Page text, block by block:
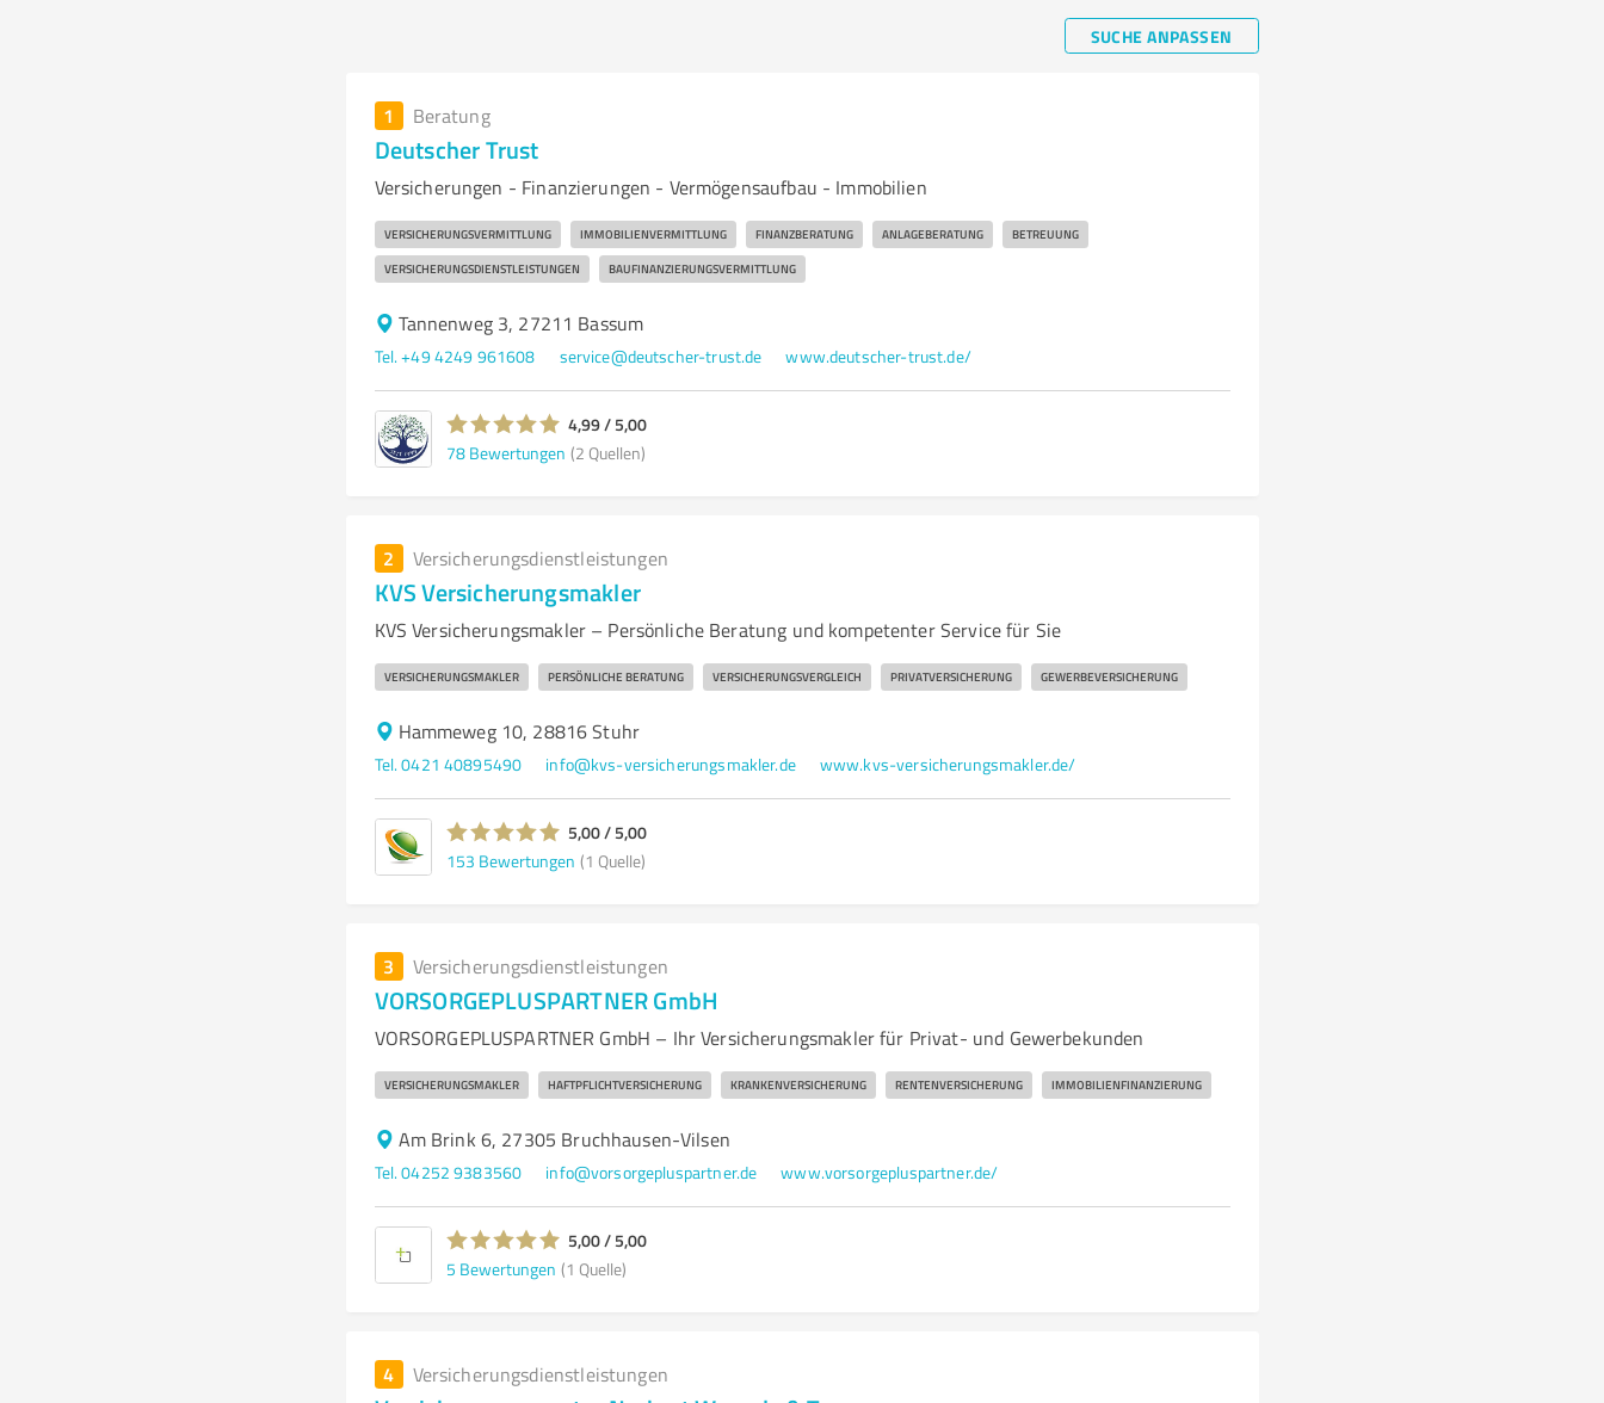
SUCHE ANPASSEN
1 Beratung
Deutscher Trust
Versicherungen - Finanzierungen - Vermögensaufbau - Immobilien
VERSICHERUNGSVERMITTLUNG IMMOBILIENVERMITTLUNG FINANZBERATUNG ANLAGEBERATUNG BETREUUNG
VERSICHERUNGSDIENSTLEISTUNGEN BAUFINANZIERUNGSVERMITTLUNG
Tannenweg 3, 27211 Bassum
Tel. +49 4249 961608 service@deutscher-trust.de www.deutscher-trust.de/
4,99 / 5,00
78 Bewertungen (2 Quellen)
2 Versicherungsdienstleistungen
KVS Versicherungsmakler
KVS Versicherungsmakler – Persönliche Beratung und kompetenter Service für Sie
VERSICHERUNGSMAKLER PERSÖNLICHE BERATUNG VERSICHERUNGSVERGLEICH PRIVATVERSICHERUNG GEWERBEVERSICHERUNG
Hammeweg 10, 28816 Stuhr
Tel. 0421 40895490 info@kvs-versicherungsmakler.de www.kvs-versicherungsmakler.de/
5,00 / 5,00
153 Bewertungen (1 Quelle)
3 Versicherungsdienstleistungen
VORSORGEPLUSPARTNER GmbH
VORSORGEPLUSPARTNER GmbH – Ihr Versicherungsmakler für Privat- und Gewerbekunden
VERSICHERUNGSMAKLER HAFTPFLICHTVERSICHERUNG KRANKENVERSICHERUNG RENTENVERSICHERUNG IMMOBILIENFINANZIERUNG
Am Brink 6, 27305 Bruchhausen-Vilsen
Tel. 04252 9383560 info@vorsorgepluspartner.de www.vorsorgepluspartner.de/
5,00 / 5,00
5 Bewertungen (1 Quelle)
4 Versicherungsdienstleistungen